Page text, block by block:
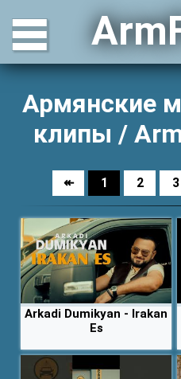
Армянские
клипы /
↞ 1 2 3
Arkadi Dumikyan - Irakan
Es